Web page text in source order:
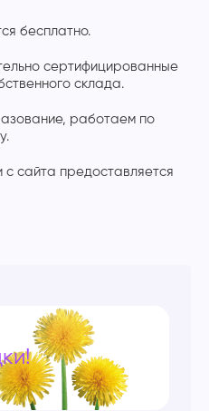
бесплатно.
сертифицированные
склада.
работаем по
с сайта предоставляется